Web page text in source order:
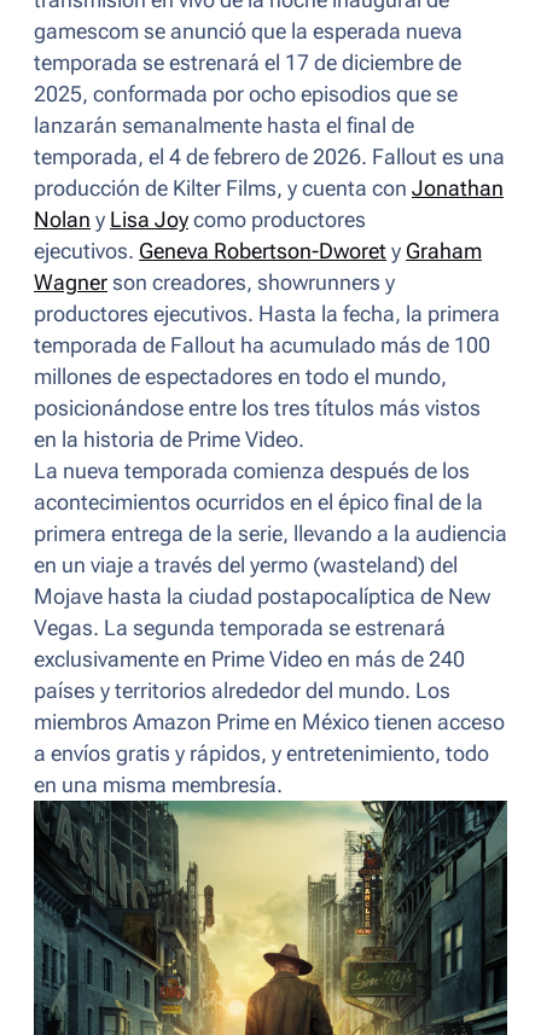
gamescom se anunció que la esperada nueva
temporada se estrenará el 17 de diciembre de
2025, conformada por ocho episodios que se
lanzarán semanalmente hasta el final de
temporada, el 4 de febrero de 2026. Fallout es una
producción de Kilter Films, y cuenta con Jonathan
Nolan y Lisa Joy como productores
ejecutivos. Geneva Robertson-Dworet y Graham
Wagner son creadores, showrunners y
productores ejecutivos. Hasta la fecha, la primera
temporada de Fallout ha acumulado más de 100
millones de espectadores en todo el mundo,
posicionándose entre los tres títulos más vistos
en la historia de Prime Video.
La nueva temporada comienza después de los
acontecimientos ocurridos en el épico final de la
primera entrega de la serie, llevando a la audiencia
en un viaje a través del yermo (wasteland) del
Mojave hasta la ciudad postapocalíptica de New
Vegas. La segunda temporada se estrenará
exclusivamente en Prime Video en más de 240
países y territorios alrededor del mundo. Los
miembros Amazon Prime en México tienen acceso
a envíos gratis y rápidos, y entretenimiento, todo
en una misma membresía.